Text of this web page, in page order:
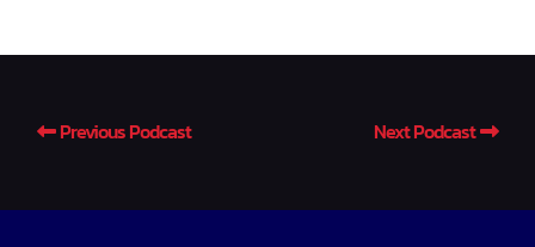
Previous Podcast Next Podcast